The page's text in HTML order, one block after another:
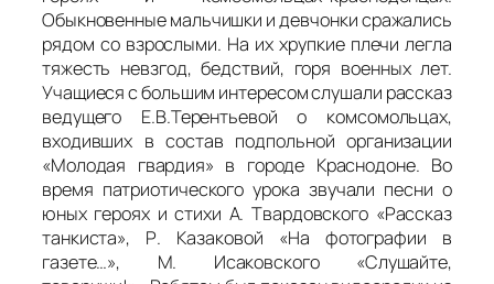
Обыкновенные мальчишки и девчонки сражались
рядом со взрослыми. На их хрупкие плечи легла
тяжесть невзгод, бедствий, горя военных лет.
Учащиеся с большим интересом слушали рассказ
ведущего Е.В.Терентьевой о комсомольцах,
входивших в состав подпольной организации
«Молодая гвардия» в городе Краснодоне. Во
время патриотического урока звучали песни о
юных героях и стихи А. Твардовского «Рассказ
танкиста», Р. Казаковой «На фотографии в
газете…», М. Исаковского «Слушайте,